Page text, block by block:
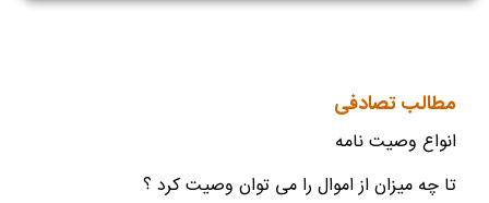
مطالب تصادفی
انواع وصیت نامه
تا چه میزان از اموال را می توان وصیت کرد ؟